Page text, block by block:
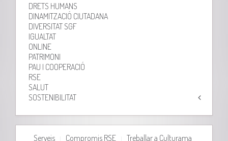
DRETS HUMANS
DINAMITZACIÓ CIUTADANA
DIVERSITAT SGF
IGUALTAT
ONLINE
PATRIMONI
PAU I COOPERACIÓ
RSE
SALUT
SOSTENIBILITAT
Serveis Compromis RSE Treballar a Culturama